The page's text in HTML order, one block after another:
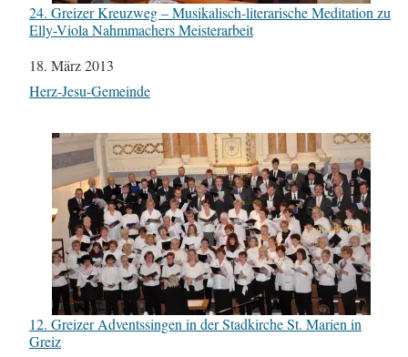
24. Greizer Kreuzweg – Musikalisch-literarische Meditation zu
Elly-Viola Nahmmachers Meisterarbeit
Datum
18. März 2013
In Bezug auf
Herz-Jesu-Gemeinde
12. Greizer Adventssingen in der Stadkirche St. Marien in
Greiz